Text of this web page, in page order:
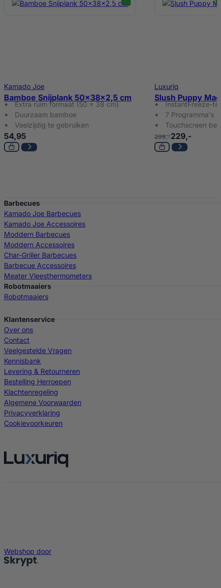
Kamado Joe
Bamboe Snijplank 50x38x2,5 cm
Extra ruim formaat (50 x 38 cm)
Duurzaam bamboe
Veelzijdig te gebruiken
54,95
Luxuriq
Slush Puppy
InstantFreeze-
7 Programma's
Touchscreen
299,-229,-
Barbecues
Kamado Joe Barbecues
Kamado Joe Accessoires
Moddern Barbecues
Moddern Accessoires
Char-Griller Barbecues
Barbecue Accessoires
Meater Vleesthermometers
Robotmaaiers
Robotmaaiers
Klantenservice
Over ons
Contact
Veelgestelde Vragen
Kennisbank
Levering & Retourneren
Bestelling Herroepen
Klachtenregeling
Algemene Voorwaarden
Privacyverklaring
Cookievoorkeuren
Webshop door